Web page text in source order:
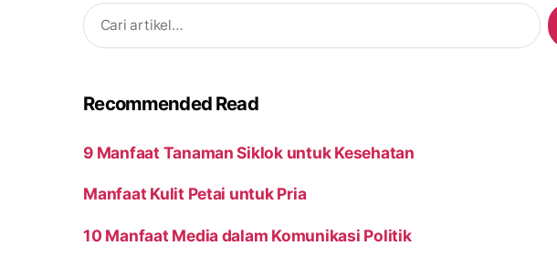
Search
for:
Recommended Read
9 Manfaat Tanaman Siklok untuk Kesehatan
Manfaat Kulit Petai untuk Pria
10 Manfaat Media dalam Komunikasi Politik